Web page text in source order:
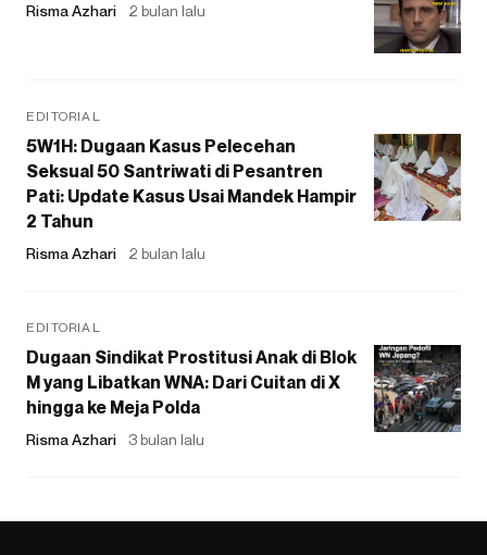
Risma Azhari 2 bulan lalu
EDITORIAL
5W1H: Dugaan Kasus Pelecehan
Seksual 50 Santriwati di Pesantren
Pati: Update Kasus Usai Mandek Hampir
2 Tahun
Risma Azhari 2 bulan lalu
EDITORIAL
Dugaan Sindikat Prostitusi Anak di Blok
M yang Libatkan WNA: Dari Cuitan di X
hingga ke Meja Polda
Risma Azhari 3 bulan lalu